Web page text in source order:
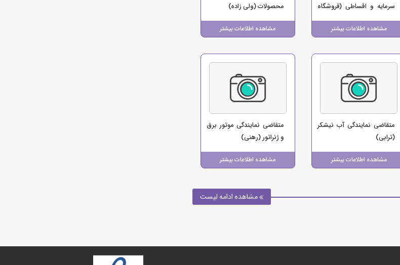
مشاهده اطلاعات بیشتر
سرمایه و اقساطی (فروشگاه
عباسی)
مشاهده اطلاعات بیشتر
محصولات (ولی زاده)
مشاهده اطلاعات بیشتر
متقاضی نمایندگی آب نیشکر
(ترابی)
مشاهده اطلاعات بیشتر
متقاضی نمایندگی موتور برق
و ژنراتور (رهنی)
مشاهده ادامه لیست